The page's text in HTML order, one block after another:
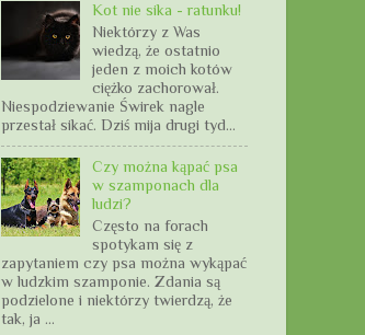
Kot nie sika - ratunku!
Niektórzy z Was
wiedzą, że ostatnio
jeden z moich kotów
ciężko zachorował.
Niespodziewanie Świrek nagle
przestał sikać. Dziś mija drugi tyd...
Czy można kąpać psa
w szamponach dla
ludzi?
Często na forach
spotykam się z
zapytaniem czy psa można wykąpać
w ludzkim szamponie. Zdania są
podzielone i niektórzy twierdzą, że
tak, ja ...